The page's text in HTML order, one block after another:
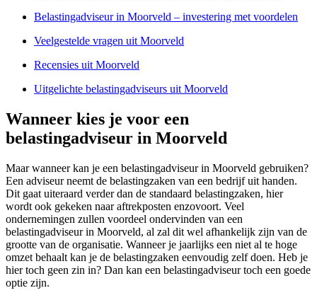
Belastingadviseur in Moorveld – investering met voordelen
Veelgestelde vragen uit Moorveld
Recensies uit Moorveld
Uitgelichte belastingadviseurs uit Moorveld
Wanneer kies je voor een
belastingadviseur in Moorveld
Maar wanneer kan je een belastingadviseur in Moorveld gebruiken?
Een adviseur neemt de belastingzaken van een bedrijf uit handen.
Dit gaat uiteraard verder dan de standaard belastingzaken, hier
wordt ook gekeken naar aftrekposten enzovoort. Veel
ondernemingen zullen voordeel ondervinden van een
belastingadviseur in Moorveld, al zal dit wel afhankelijk zijn van de
grootte van de organisatie. Wanneer je jaarlijks een niet al te hoge
omzet behaalt kan je de belastingzaken eenvoudig zelf doen. Heb je
hier toch geen zin in? Dan kan een belastingadviseur toch een goede
optie zijn.